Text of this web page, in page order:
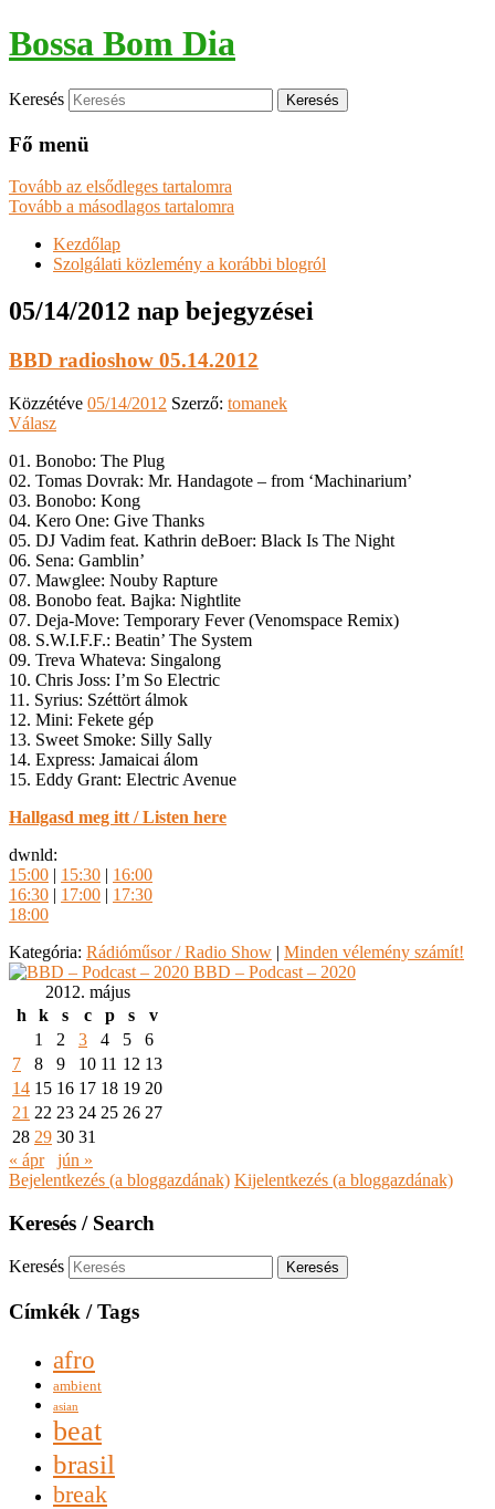
Bossa Bom Dia
Keresés
Fő menü
Tovább az elsődleges tartalomra
Tovább a másodlagos tartalomra
Kezdőlap
Szolgálati közlemény a korábbi blogról
05/14/2012 nap bejegyzései
BBD radioshow 05.14.2012
Közzétéve 05/14/2012 Szerző: tomanek
Válasz
01. Bonobo: The Plug
02. Tomas Dovrak: Mr. Handagote – from ‘Machinarium’
03. Bonobo: Kong
04. Kero One: Give Thanks
05. DJ Vadim feat. Kathrin deBoer: Black Is The Night
06. Sena: Gamblin’
07. Mawglee: Nouby Rapture
08. Bonobo feat. Bajka: Nightlite
07. Deja-Move: Temporary Fever (Venomspace Remix)
08. S.W.I.F.F.: Beatin’ The System
09. Treva Whateva: Singalong
10. Chris Joss: I’m So Electric
11. Syrius: Széttört álmok
12. Mini: Fekete gép
13. Sweet Smoke: Silly Sally
14. Express: Jamaicai álom
15. Eddy Grant: Electric Avenue
Hallgasd meg itt / Listen here
dwnld:
15:00 | 15:30 | 16:00
16:30 | 17:00 | 17:30
18:00
Kategória: Rádióműsor / Radio Show | Minden vélemény számít!
BBD – Podcast – 2020
2012. május
h
k s c p s
v
1
2 3 4 5
6
7
8 9 10 11 12 13
14 15 16 17 18 19 20
21 22 23 24 25 26 27
28 29 30 31
« ápr
jún »
Bejelentkezés (a bloggazdának) Kijelentkezés (a bloggazdának)
Keresés / Search
Keresés
Címkék / Tags
afro
ambient
asian
beat
brasil
break